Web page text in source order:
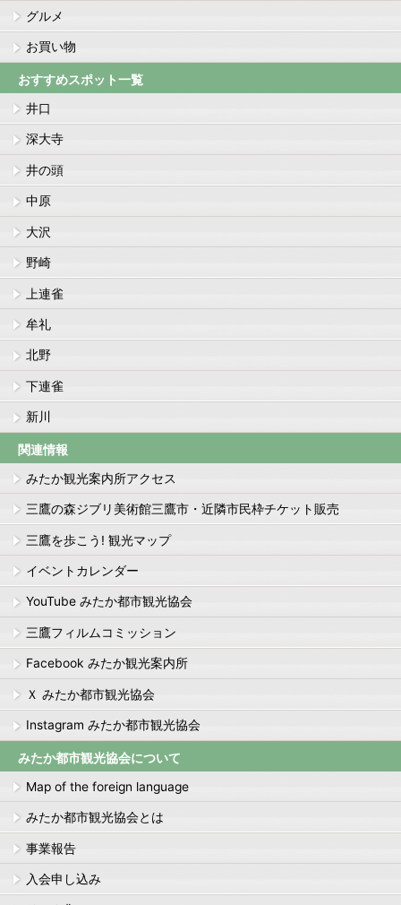
グルメ
お買い物
おすすめスポット一覧
井口
深大寺
井の頭
中原
大沢
野崎
上連雀
牟礼
北野
下連雀
新川
関連情報
みたか観光案内所アクセス
三鷹の森ジブリ美術館三鷹市・近隣市民枠チケット販売
三鷹を歩こう! 観光マップ
イベントカレンダー
YouTube みたか都市観光協会
三鷹フィルムコミッション
Facebook みたか観光案内所
Ｘ みたか都市観光協会
Instagram みたか都市観光協会
みたか都市観光協会について
Map of the foreign language
みたか都市観光協会とは
事業報告
入会申し込み